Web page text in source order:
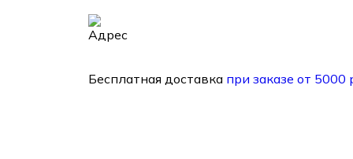
Бесплатная доставка при заказе от 5000